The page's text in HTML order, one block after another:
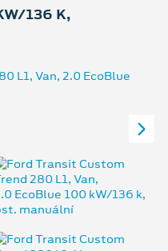
136 K,